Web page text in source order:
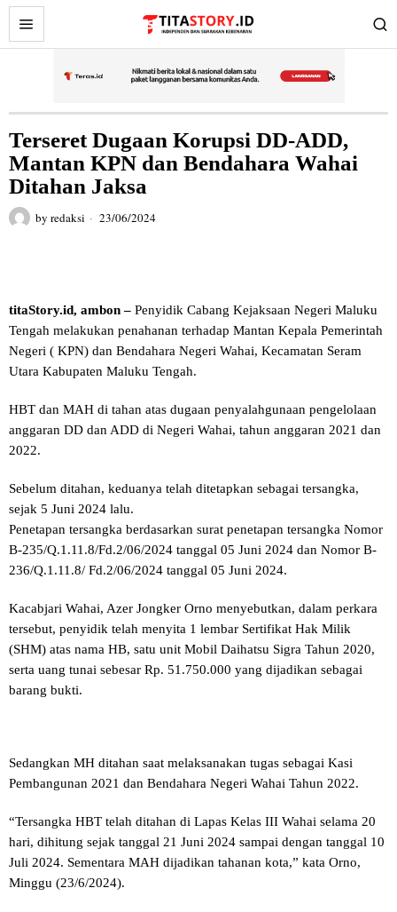
Terseret Dugaan Korupsi DD-ADD,
Mantan KPN dan Bendahara Wahai
Ditahan Jaksa
by redaksi 23/06/2024
titaStory.id, ambon – Penyidik Cabang Kejaksaan Negeri Maluku
Tengah melakukan penahanan terhadap Mantan Kepala Pemerintah
Negeri ( KPN) dan Bendahara Negeri Wahai, Kecamatan Seram
Utara Kabupaten Maluku Tengah.
HBT dan MAH di tahan atas dugaan penyalahgunaan pengelolaan
anggaran DD dan ADD di Negeri Wahai, tahun anggaran 2021 dan
2022.
Sebelum ditahan, keduanya telah ditetapkan sebagai tersangka,
sejak 5 Juni 2024 lalu.
Penetapan tersangka berdasarkan surat penetapan tersangka Nomor
B-235/Q.1.11.8/Fd.2/06/2024 tanggal 05 Juni 2024 dan Nomor B-
236/Q.1.11.8/ Fd.2/06/2024 tanggal 05 Juni 2024.
Kacabjari Wahai, Azer Jongker Orno menyebutkan, dalam perkara
tersebut, penyidik telah menyita 1 lembar Sertifikat Hak Milik
(SHM) atas nama HB, satu unit Mobil Daihatsu Sigra Tahun 2020,
serta uang tunai sebesar Rp. 51.750.000 yang dijadikan sebagai
barang bukti.
Sedangkan MH ditahan saat melaksanakan tugas sebagai Kasi
Pembangunan 2021 dan Bendahara Negeri Wahai Tahun 2022.
“Tersangka HBT telah ditahan di Lapas Kelas III Wahai selama 20
hari, dihitung sejak tanggal 21 Juni 2024 sampai dengan tanggal 10
Juli 2024. Sementara MAH dijadikan tahanan kota,” kata Orno,
Minggu (23/6/2024).